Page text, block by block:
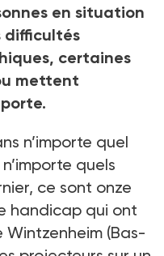
en situation
difficultés
certaines
mettent
n’importe quel
quels
ce sont onze
handicap qui ont
Wintzenheim (Bas-